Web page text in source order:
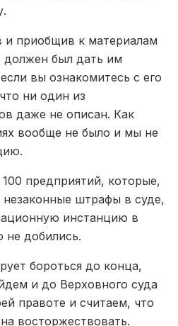
и приобщив к материалам
должен был дать им
вы ознакомитесь с его
ни один из
даже не описан. Как
вообще не было и мы не
предприятий, которые,
штрафы в суде,
инстанцию в
не добились.
бороться до конца,
и до Верховного суда
правоте и считаем, что
восторжествовать.